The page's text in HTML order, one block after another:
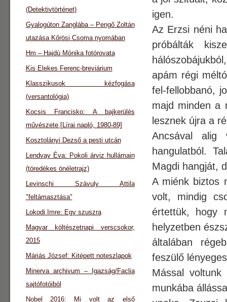
igen.
Az Erzsi néni
próbálták
apám régi
fel-fellobbanó,
majd minden a
lesznek újra a
Ancsával alig
hangulatból.
Magdi hangját,
A miénk biztos
volt, mindig
értettük, hogy
helyzetben
általában
feszülő
Mással
munkába
(Detektivtörténet)
Gyalogúton Zanglába – Pengő Zoltán
utazása Kőrösi Csoma nyomában
Hm – Hajdú Mónika fotórovata
Kis Elekes Ferenc-breviárium
Klasszikusok kézfogása
(versantológia)
Kocsis Francisko: A bajkerülés
művészete [Lírai napló, 1980-89]
Kosztolányi Dezső a pesti utcán
Lendvay Éva: Pokoli árviz hullámain
(töredékes önéletrajz)
Levinschi Szávuly Attila
"feltámasztása"
Lokodi Imre: Egy szuszra
Magyar költészetnapi verscsokor,
2015
Máriás József: Kitépett noteszlapok
Minerva archivum – Igazság/Faclia
sajtófotóiból
Nobel 2016: Mi volt az első